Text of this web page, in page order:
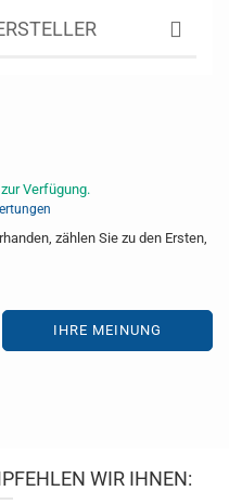
Verfügung.
zählen Sie zu den Ersten,
IHRE MEINUNG
WIR IHNEN: